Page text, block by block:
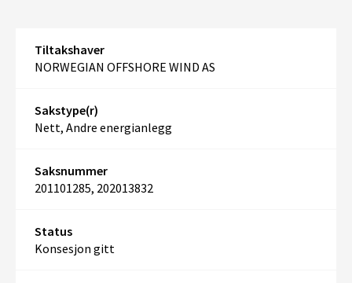
Tiltakshaver
NORWEGIAN OFFSHORE WIND AS
Sakstype(r)
Nett, Andre energianlegg
Saksnummer
201101285, 202013832
Status
Konsesjon gitt